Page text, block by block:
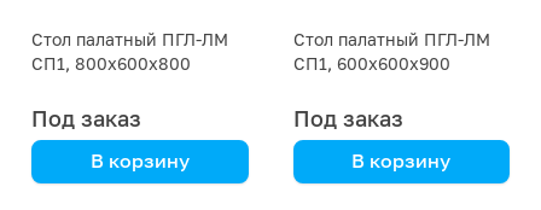
Стол палатный ПГЛ-ЛМ
СП1, 800х600х800
Под заказ
В корзину
Стол палатный ПГЛ-ЛМ
СП1, 600х600х900
Под заказ
В корзину